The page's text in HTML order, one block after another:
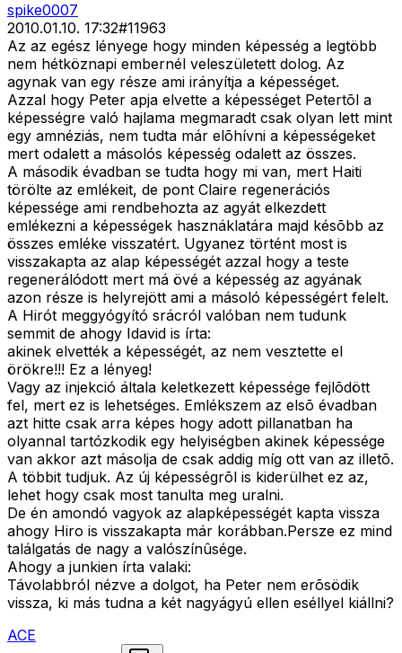
spike0007
2010.01.10. 17:32#11963
Az az egész lényege hogy minden képesség a legtöbb
nem hétköznapi embernél veleszületett dolog. Az
agynak van egy része ami irányítja a képességet.
Azzal hogy Peter apja elvette a képességet Petertõl a
képességre való hajlama megmaradt csak olyan lett mint
egy amnéziás, nem tudta már elõhívni a képességeket
mert odalett a másolós képesség odalett az összes.
A második évadban se tudta hogy mi van, mert Haiti
törölte az emlékeit, de pont Claire regenerációs
képessége ami rendbehozta az agyát elkezdett
emlékezni a képességek hasznáklatára majd késõbb az
összes emléke visszatért. Ugyanez történt most is
visszakapta az alap képességét azzal hogy a teste
regenerálódott mert má övé a képesség az agyának
azon része is helyrejött ami a másoló képességért felelt.
A Hirót meggyógyító srácról valóban nem tudunk
semmit de ahogy Idavid is írta:
akinek elvették a képességét, az nem vesztette el
örökre!!! Ez a lényeg!
Vagy az injekció általa keletkezett képessége fejlõdött
fel, mert ez is lehetséges. Emlékszem az elsõ évadban
azt hitte csak arra képes hogy adott pillanatban ha
olyannal tartózkodik egy helyiségben akinek képessége
van akkor azt másolja de csak addig míg ott van az illetõ.
A többit tudjuk. Az új képességrõl is kiderülhet ez az,
lehet hogy csak most tanulta meg uralni.
De én amondó vagyok az alapképességét kapta vissza
ahogy Hiro is visszakapta már korábban.Persze ez mind
találgatás de nagy a valószínûsége.
Ahogy a junkien írta valaki:
Távolabbról nézve a dolgot, ha Peter nem erõsödik
vissza, ki más tudna a két nagyágyú ellen eséllyel kiállni?
ACE